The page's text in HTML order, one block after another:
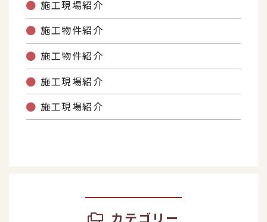
施工現場紹介
施工物件紹介
施工物件紹介
施工現場紹介
施工現場紹介
カテゴリー